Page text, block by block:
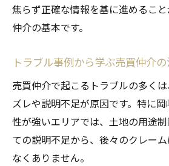
岡崎市の売買仲介で役立
売買仲介で岡崎市特有の
岡崎市の売買仲介現場で
売買仲介と岡崎市の地域
策
家を売るとき気をつけるべき
売買仲介で絶対に避けた
焦らず正確な情報を基に進めるこ
仲介の基本です。
トラブル事例から学ぶ売買仲介
売買仲介で起こるトラブルの多く
ズレや説明不足が原因です。特に
性が強いエリアでは、土地の用途
ての説明不足から、後々のクレー
なくありません。